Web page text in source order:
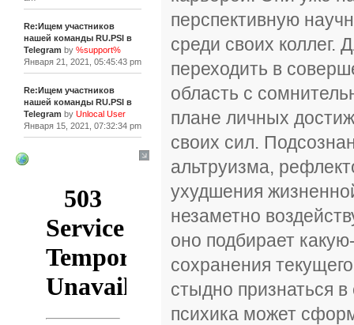
Re:Ищем участников
нашей команды RU.PSI в
Telegram by %support%
Января 21, 2021, 05:45:43 pm
Re:Ищем участников
нашей команды RU.PSI в
Telegram by Unlocal User
Января 15, 2021, 07:32:34 pm
перспективную
среди своих коллег.
переходить в
область с
плане личных
своих сил.
альтруизма,
ухудшения
незаметно
оно подбирает
сохранения
стыдно признаться
психика может